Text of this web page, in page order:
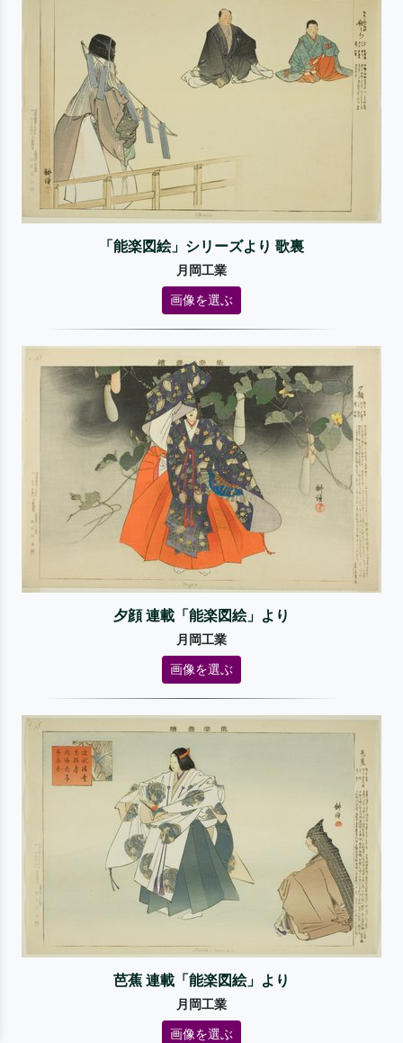
「能楽図絵」シリーズより 歌裏
月岡工業
画像を選ぶ
夕顔 連載「能楽図絵」より
月岡工業
画像を選ぶ
芭蕉 連載「能楽図絵」より
月岡工業
画像を選ぶ